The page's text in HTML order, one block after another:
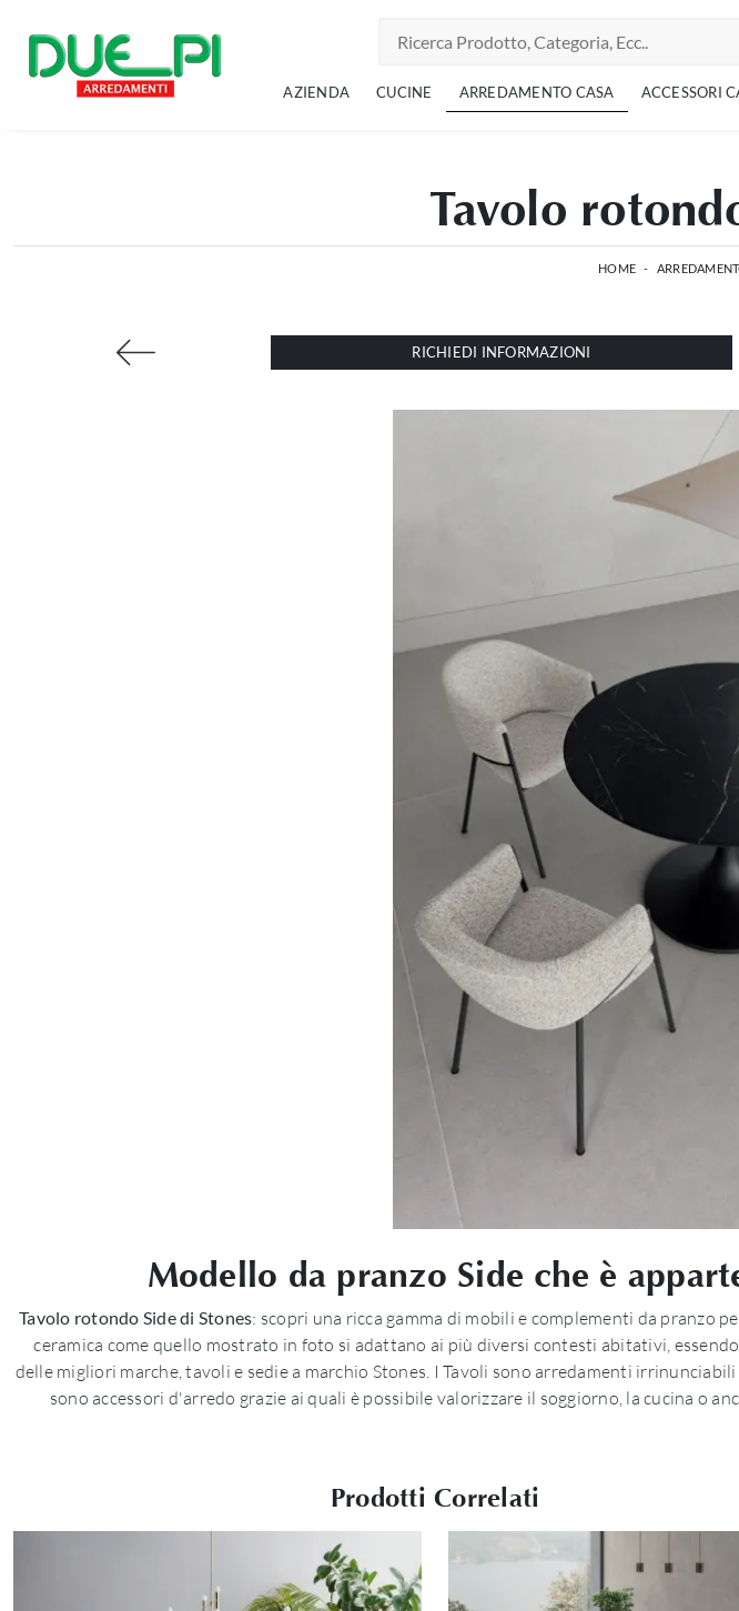
AZIENDA CUCINE ARREDAMENTO CASA ACCESSORI
Tavolo
HOME -
RICHIEDI INFORMAZIONI
Modello da pranzo Side che è
Tavolo rotondo Side di Stones: scopri una ricca gamma di mobili e complementi da
ceramica come quello mostrato in foto si adattano ai più diversi contesti abitativi,
delle migliori marche, tavoli e sedie a marchio Stones. I Tavoli sono arredamenti
sono accessori d'arredo grazie ai quali è possibile valorizzare il soggiorno, la cucina o
Prodotti Correlati